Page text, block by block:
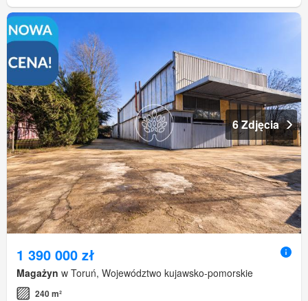
6 Zdjęcia
1 390 000 zł
Magażyn w Toruń, Województwo kujawsko-pomorskie
240 m²